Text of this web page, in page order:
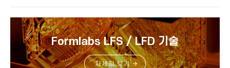
Formlabs LFS / LFD 기술
자세히 보기